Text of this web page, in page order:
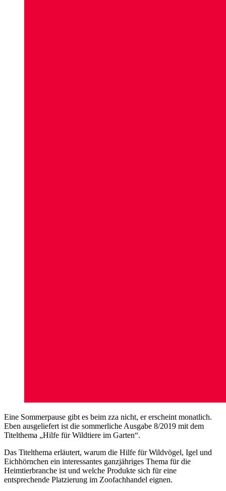
Eine Sommerpause gibt es beim zza nicht, er erscheint monatlich.
Eben ausgeliefert ist die sommerliche Ausgabe 8/2019 mit dem
Titelthema „Hilfe für Wildtiere im Garten“.
Das Titelthema erläutert, warum die Hilfe für Wildvögel, Igel und
Eichhörnchen ein interessantes ganzjähriges Thema für die
Heimtierbranche ist und welche Produkte sich für eine
entsprechende Platzierung im Zoofachhandel eignen.